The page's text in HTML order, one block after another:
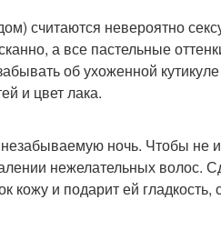
считаются невероятно
а все пастельные
об ухоженной
и цвет лака.
ночь. Чтобы не
нежелательных волос.
кожу и подарит ей гладкость,